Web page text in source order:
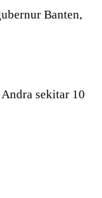
Banten,
sekitar 10